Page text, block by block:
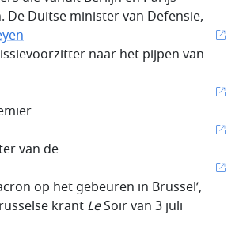
De Duitse minister van Defensie,
naar het pijpen van
van de
op het gebeuren in Brussel’,
krant LeSoirvan 3 juli